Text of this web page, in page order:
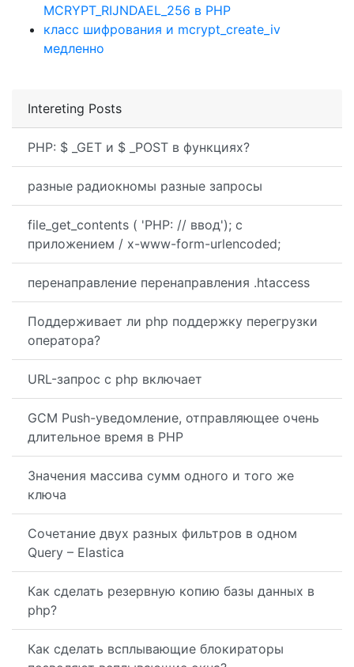
Intereting Posts
PHP: $ _GET и $ _POST в функциях?
разные радиокномы разные запросы
file_get_contents ( 'PHP: // ввод'); с
приложением / x-www-form-urlencoded;
перенаправление перенаправления .htaccess
Поддерживает ли php поддержку перегрузки
оператора?
URL-запрос с php включает
GCM Push-уведомление, отправляющее очень
длительное время в PHP
Значения массива сумм одного и того же
ключа
Сочетание двух разных фильтров в одном
Query – Elastica
Как сделать резервную копию базы данных в
php?
Как сделать всплывающие блокираторы
MCRYPT_RIJNDAEL_256 в PHP
класс шифрования и mcrypt_create_iv
медленно